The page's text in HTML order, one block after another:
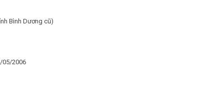
Bình Dương cũ)
05/2006